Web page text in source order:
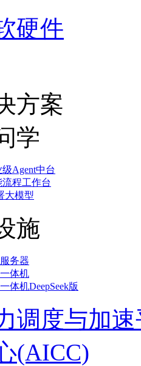
硬件
方案
学
Agent中台
程工作台
大模型
施
务器
体机
体机DeepSeek版
调度与加
(AICC)